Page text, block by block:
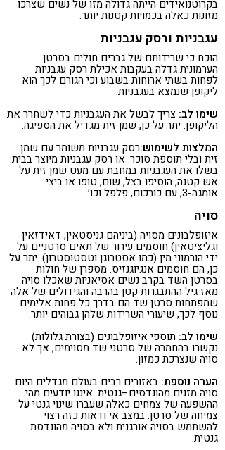
בקרוטנואידים הייתה גדולה מזו של נשים שצרכו
מזונות כאלה בכמויות קטנות יותר.
עגבניות ורסק עגבניות
הוכח כי שרידותם של גברים חולים בסרטן
הערמונית גדלה בעקבות אכילת רסק עגבניות
לפחות בשתי ארוחות בשבוע וכי הגורם לכך הוא
ליקופן שנמצא בעגבניות.
שימו לב: צריך לבשל את העגבניות כדי לשחרר את
הליקופן. יתר על כן, שמן זית מגדיל את הספיגה.
המלצות לשימוש:רסק עגבניות משומר עם שמן
זית ובלי תוספת סוכר. או רסק עגבניות מיוצר בבית:
בשלו את העגבניות במחבת עם מעט שמן זית על
אש קטנה, הוסיפו בצל, שום, טופו או ביצי
אומגה-3, עם כורכום, פלפל וכו׳.
סויה
איזופלבונים מסויה (ביניהם גניסטאין, דאידזאין
וגליציטאין) חוסמים עירור של תאים סרטניים על
ידי הורמוני מין (כמו אסטרוגן וטסטוסטרון). יתר על
כן, הם חוסמים אנגיוגנזיס. מספרן של חולות
בסרטן השד בקרב נשים אסיאניות שאכלו סויה
מאז גיל ההתבגרות קטן בהרבה והגידולים של אלה
שמפתחות סרטן שד הם בדרך כל פחות אלימים.
נוסף לכך, שיעורי השרידות שלהן גבוהים יותר.
שימו לב: תוספי איזופלבונים (בצורת גלולות)
נקשרו בהחמרה של סרטני שד מסוימים, אך לא
סויה שנצרכת כמזון.
הערה נוספת: באזורים רבים בעולם מגדלים היום
סויה מזנים מהונדסים–גנטית. איננו יודעים מהי
ההשפעה של צמחים כאלה שעברו שינוי גנטי על
צמיחה של סרטן. במצב אי ודאות כזה רצוי
להשתמש בסויה אורגנית ולא בסויה מהונדסת
גנטית.